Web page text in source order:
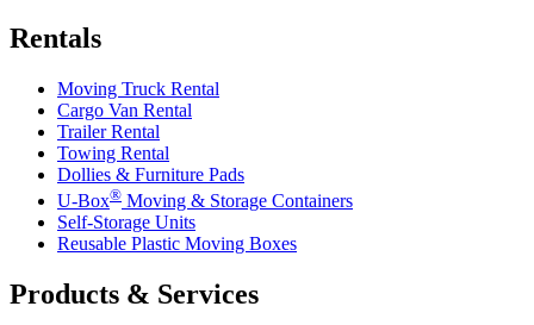
Rentals
Moving Truck Rental
Cargo Van Rental
Trailer Rental
Towing Rental
Dollies & Furniture Pads
U-Box® Moving & Storage Containers
Self-Storage Units
Reusable Plastic Moving Boxes
Products & Services